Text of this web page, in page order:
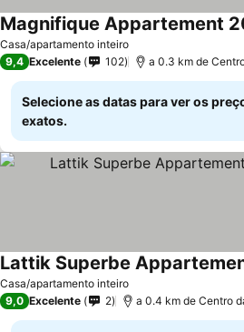
Casa/apartamento inteiro
Ver preços
9,4 Excelente 102 a 0.3 km de
Selecione as datas para ver os
exatos.
Casa/apartamento inteiro
Ver preços
9,0 Excelente 2 a 0.4 km de Centro